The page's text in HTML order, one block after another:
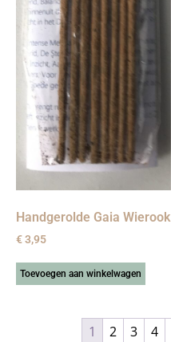
Handgerolde Gaia Wierook
€3,95
Toevoegen aan winkelwagen
1 2 3 4